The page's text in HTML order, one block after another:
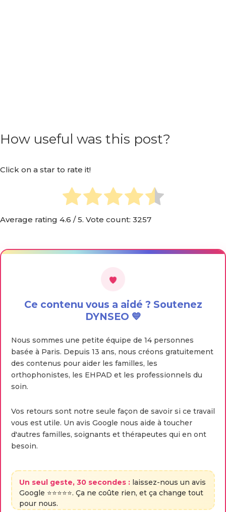
How useful was this post?
Click on a star to rate it!
Average rating 4.6 / 5. Vote count: 3257
Ce contenu vous a aidé ? Soutenez
DYNSEO 💙
Nous sommes une petite équipe de 14 personnes
basée à Paris. Depuis 13 ans, nous créons gratuitement
des contenus pour aider les familles, les
orthophonistes, les EHPAD et les professionnels du
soin.
Vos retours sont notre seule façon de savoir si ce travail
vous est utile. Un avis Google nous aide à toucher
d'autres familles, soignants et thérapeutes qui en ont
besoin.
Un seul geste, 30 secondes : laissez-nous un avis
Google ⭐⭐⭐⭐⭐. Ça ne coûte rien, et ça change tout
pour nous.